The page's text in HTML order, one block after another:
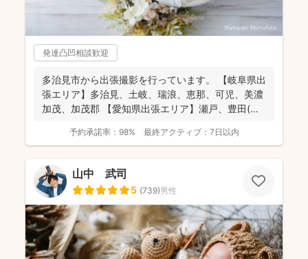
発達凸凹相談歓迎
多治見市から出張撮影を行っています。 【岐阜県出
張エリア】多治見、土岐、瑞浪、恵那、可児、美濃
加茂、加茂郡 【愛知県出張エリア】瀬戸、豊田(北
予約承諾率： 98% 最終アクティブ： 7日以内
山中 武司
5 (739)男性